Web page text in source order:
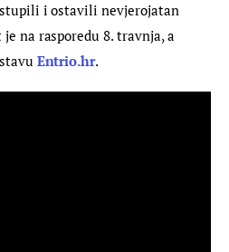
i ostavili nevjerojatan
na rasporedu 8. travnja, a
Entrio.hr.